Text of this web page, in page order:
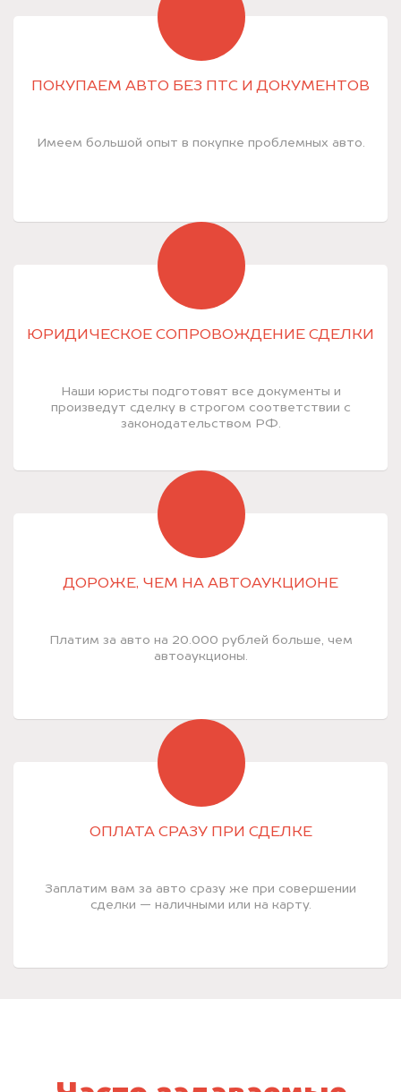
ПОКУПАЕМ АВТО БЕЗ ПТС И ДОКУМЕНТОВ
Имеем большой опыт в покупке проблемных авто.
ЮРИДИЧЕСКОЕ СОПРОВОЖДЕНИЕ СДЕЛКИ
Наши юристы подготовят все документы и
произведут сделку в строгом соответствии с
законодательством РФ.
ДОРОЖЕ, ЧЕМ НА АВТОАУКЦИОНЕ
Платим за авто на 20.000 рублей больше, чем
автоаукционы.
ОПЛАТА СРАЗУ ПРИ СДЕЛКЕ
Заплатим вам за авто сразу же при совершении
сделки — наличными или на карту.